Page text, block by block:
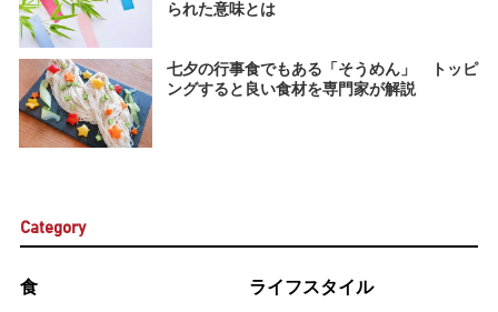
られた意味とは
七夕の行事食でもある「そうめん」 トッピ
ングすると良い食材を専門家が解説
Category
食 ライフスタイル